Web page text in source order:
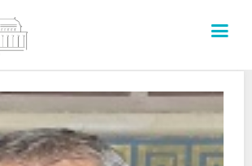
INSTITUCIÓN
SECRETARÍAS